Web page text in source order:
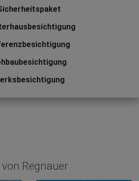
Regnauer